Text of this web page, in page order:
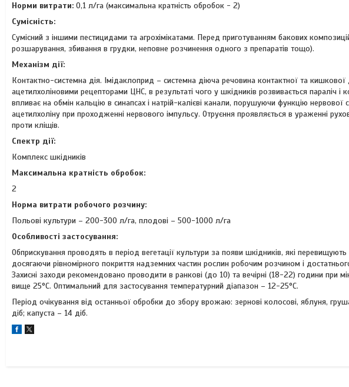
Норми витрати: 0,1 л/га (максимальна кратність обробок - 2)
Сумісність:
Сумісний з іншими пестицидами та агрохімікатами. Перед приготуванням бакових композицій
розшарування, збивання в грудки, неповне розчинення одного з препаратів тощо).
Механiзм дії:
Контактно-системна дія. Імідаклоприд – системна діюча речовина контактної та кишкової
ацетилхоліновими рецепторами ЦНС, в результаті чого у шкідників розвивається параліч і
впливає на обмін кальцію в синапсах і натрій-калієві канали, порушуючи функцію
ацетилхоліну при проходженні нервового імпульсу. Отруєння проявляється в ураженні
проти кліщів.
Спектр дії:
Комплекс шкідників
Максимальна кратність обробок:
2
Норма витрати робочого розчину:
Польові культури – 200-300 л/га, плодові – 500-1000 л/га
Особливостi застосування:
Обприскування проводять в період вегетації культури за появи шкідників, які
досягаючи рівномірного покриття надземних частин рослин робочим розчином і
Захисні заходи рекомендовано проводити в ранкові (до 10) та вечірні (18-22) години при
вище 25°С. Оптимальний для застосування температурний діапазон – 12-25°С.
Період очікування від останньої обробки до збору врожаю: зернові колосові, яблуня,
діб; капуста – 14 діб.